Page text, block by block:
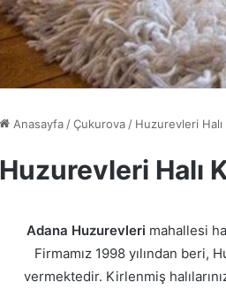
Anasayfa /Çukurova / Huzurevleri
Huzurevleri Halı
Adana Huzurevleri mahallesi
Firmamız 1998 yılından beri,
vermektedir. Kirlenmiş